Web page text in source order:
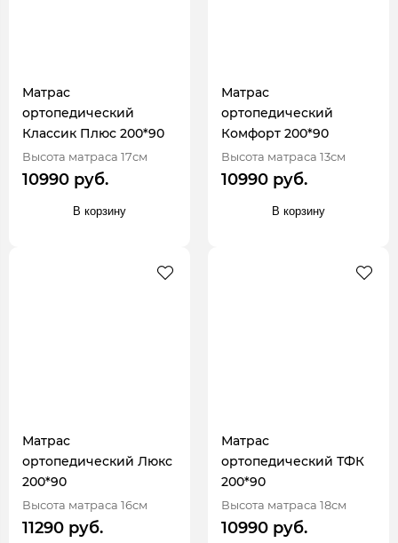
Матрас
ортопедический
Классик Плюс 200*90
Высота матраса 17см
10990 руб.
В корзину
Матрас
ортопедический
Комфорт 200*90
Высота матраса 13см
10990 руб.
В корзину
Матрас
ортопедический Люкс
200*90
Высота матраса 16см
11290 руб.
Матрас
ортопедический ТФК
200*90
Высота матраса 18см
10990 руб.